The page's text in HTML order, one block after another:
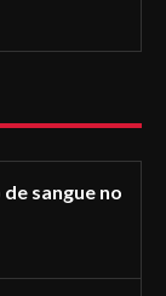
sangue no